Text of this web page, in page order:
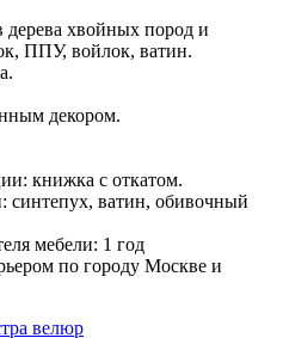
дерева хвойных пород и
ППУ, войлок, ватин.
декором.
книжка с откатом.
синтепух, ватин, обивочный
мебели: 1 год
по городу Москве и